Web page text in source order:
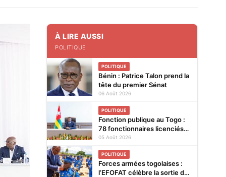
À LIRE AUSSI
POLITIQUE
POLITIQUE
Bénin : Patrice Talon prend la
tête du premier Sénat
06 Août 2026
POLITIQUE
Fonction publique au Togo :
78 fonctionnaires licenciés
entre 2025 et 2026
05 Août 2026
POLITIQUE
Forces armées togolaises :
l’EFOFAT célèbre la sortie de